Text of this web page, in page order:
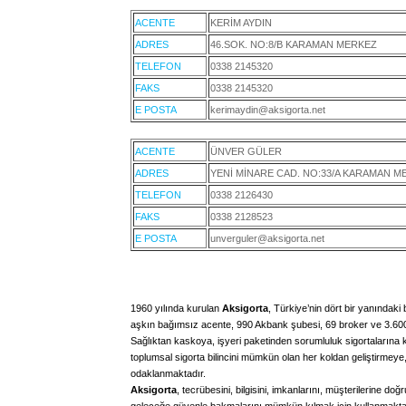
ACENTE
KERİM AYDIN
ADRES
46.SOK. NO:8/B KARAMAN MERKEZ
TELEFON
0338 2145320
FAKS
0338 2145320
E POSTA
kerimaydin@aksigorta.net
ACENTE
ÜNVER GÜLER
ADRES
YENİ MİNARE CAD. NO:33/A KARAMAN
TELEFON
0338 2126430
FAKS
0338 2128523
E POSTA
unverguler@aksigorta.net
1960 yılında kurulan Aksigorta , Türkiye’nin dört bir
aşkın bağımsız acente, 990 Akbank şubesi, 69 broker ve
Sağlıktan kaskoya, işyeri paketinden sorumluluk
toplumsal sigorta bilincini mümkün olan her koldan
odaklanmaktadır.
Aksigorta , tecrübesini, bilgisini, imkanlarını, müşterilerine